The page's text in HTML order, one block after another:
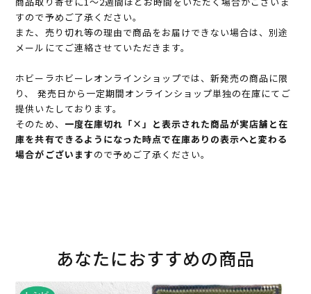
すので予めご了承ください。
また、売り切れ等の理由で商品をお届けできない場合は、別途
メールにてご連絡させていただきます。
ホビーラホビーレオンラインショップでは、新発売の商品に限
り、 発売日から一定期間オンラインショップ単独の在庫にてご
提供いたしております。
そのため、 一度在庫切れ「×」と表示された商品が実店舗と在
庫を共有できるようになった時点で在庫ありの表示へと変わる
場合がございますので予めご了承ください。
あなたにおすすめの商品